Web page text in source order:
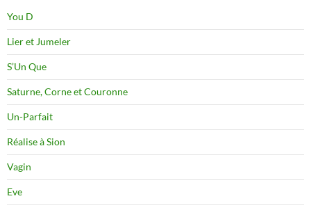
You D
Lier et Jumeler
S’Un Que
Saturne, Corne et Couronne
Un-Parfait
Réalise à Sion
Vagin
Eve